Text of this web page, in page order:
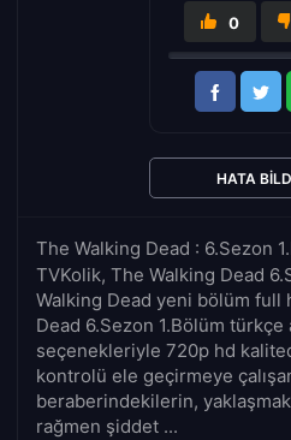
The Walking Dead : 6.Sezon
TVKolik, The Walking Dead
Walking Dead yeni bölüm full
Dead 6.Sezon 1.Bölüm türkçe
seçenekleriyle 720p hd
kontrolü ele geçirmeye
beraberindekilerin,
rağmen şiddet ...
0
HATA